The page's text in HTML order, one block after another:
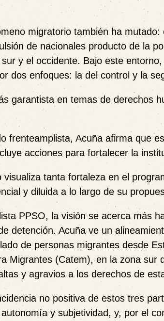
migratorio también ha
de nacionales producto de la
y el occidente. Bajo este
dos enfoques: la del control y la
garantista en temas de derechos
frenteamplista, Acuña afirma que
acciones para fortalecer la
visualiza tanta fortaleza en el
y diluida a lo largo de su
PPSO, la visión se acerca más
detención. Acuña ve un
de personas migrantes desde
Migrantes (Catem), en la zona
y agravios a los derechos de
no positiva de estos tres
y subjetividad, y, por el